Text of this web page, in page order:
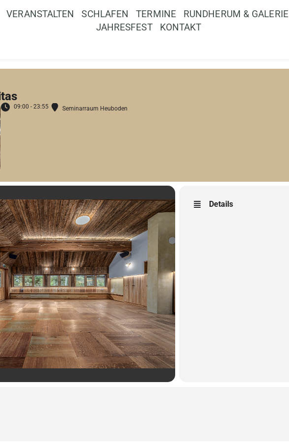
VERANSTALTEN SCHLAFEN TERMINE
RUNDHERUM & GALERIE
JAHRESFEST
KONTAKT
09:00 - 23:55 Seminarraum Heuboden
Details